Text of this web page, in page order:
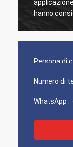
hanno
risposta
Persona di
Numero di
WhatsApp :